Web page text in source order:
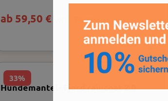
79,98 €
ab 59,50 €
33%
Hundemantel- Fjord raincoat 2.0